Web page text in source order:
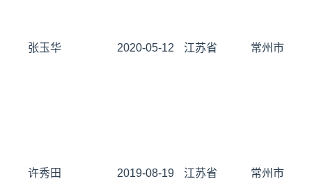
张玉华 2020-05-12 江苏省 常州市
许秀田 2019-08-19 江苏省 常州市